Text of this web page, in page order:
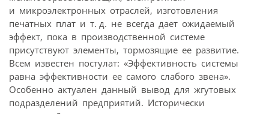
и микроэлектронных отраслей, изготовления
печатных плат и т. д. не всегда дает ожидаемый
эффект, пока в производственной системе
присутствуют элементы, тормозящие ее развитие.
Всем известен постулат: «Эффективность системы
равна эффективности ее самого слабого звена».
Особенно актуален данный вывод для жгутовых
подразделений предприятий. Исторически